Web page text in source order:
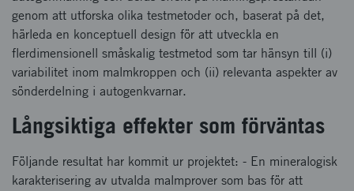
genom att utforska olika testmetoder och, baserat på det,
härleda en konceptuell design för att utveckla en
flerdimensionell småskalig testmetod som tar hänsyn till (i)
variabilitet inom malmkroppen och (ii) relevanta aspekter av
sönderdelning i autogenkvarnar.
Långsiktiga effekter som förväntas
Följande resultat har kommit ur projektet: - En mineralogisk
karakterisering av utvalda malmprover som bas för att